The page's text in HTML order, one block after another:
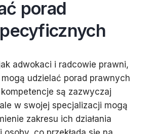
porad
adwokaci i radcowie prawni,
udzielać porad prawnych
są zazwyczaj
w swojej specjalizacji mogą
zakresu ich działania